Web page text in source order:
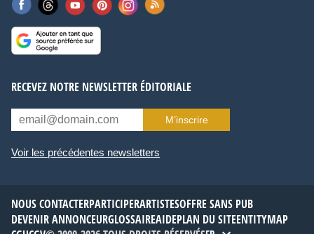
RECEVEZ NOTRE NEWSLETTER ÉDITORIALE
M’inscrire
Voir les précédentes newsletters
NOUS CONTACTERPARTICIPERARTISTESOFFRE SANS PUB
DEVENIR ANNONCEURGLOSSAIREAIDEPLAN DU SITEENTITYMAP